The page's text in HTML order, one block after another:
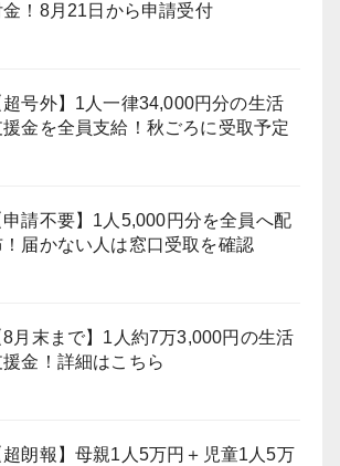
金！8月21日から申請受付
超号外】1人一律34,000円分の生活
援金を全員支給！秋ごろに受取予定
申請不要】1人5,000円分を全員へ配
！届かない人は窓口受取を確認
8月末まで】1人約7万3,000円の生活
援金！詳細はこちら
超朗報】母親1人5万円＋児童1人5万